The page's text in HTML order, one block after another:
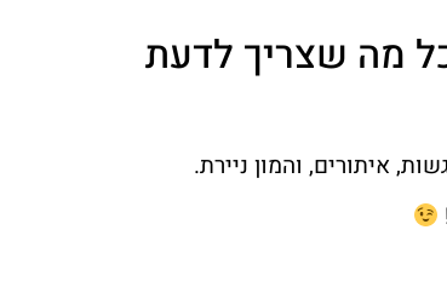
מה שצריך לדעת
איתורים, והמון ניירת.